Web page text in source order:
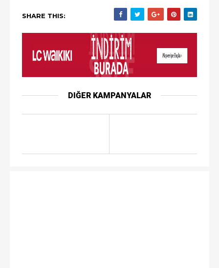
SHARE THIS:
DIĞER KAMPANYALAR